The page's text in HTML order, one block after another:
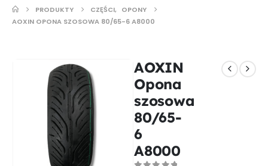
PRODUKTY CZĘŚCI, OPONY
AOXIN OPONA SZOSOWA 80/65-6 A8000
AOXIN
Opona
szosowa
80/65-
6
A8000